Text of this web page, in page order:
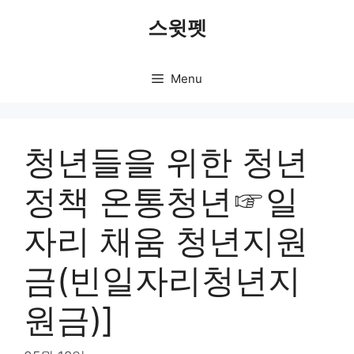
스윗펫
Menu
청년들을 위한 청년
정책 온통청년☞일
자리 채움 청년지원
금(빈일자리청년지
원금)]